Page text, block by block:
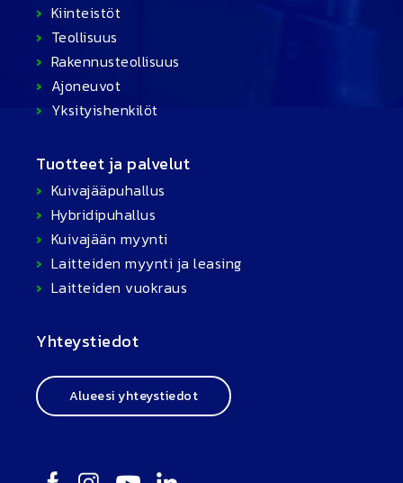
Kiinteistöt
Teollisuus
Rakennusteollisuus
Ajoneuvot
Yksityishenkilöt
Tuotteet ja palvelut
Kuivajääpuhallus
Hybridipuhallus
Kuivajään myynti
Laitteiden myynti ja leasing
Laitteiden vuokraus
Yhteystiedot
Alueesi yhteystiedot